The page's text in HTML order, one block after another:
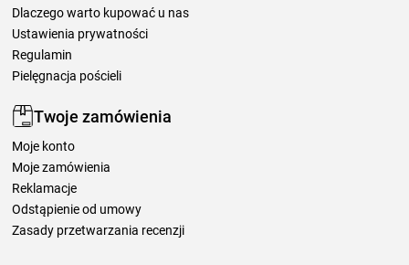
Dlaczego warto kupować u nas
Ustawienia prywatności
Regulamin
Pielęgnacja pościeli
Twoje zamówienia
Moje konto
Moje zamówienia
Reklamacje
Odstąpienie od umowy
Zasady przetwarzania recenzji